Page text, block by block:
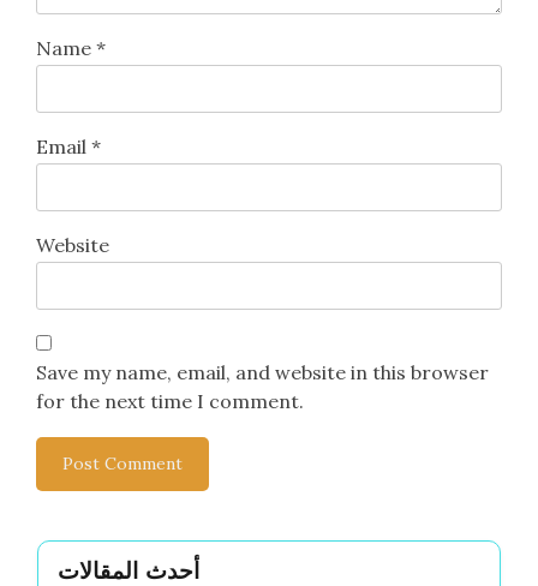
Name *
Email *
Website
Save my name, email, and website in this browser
for the next time I comment.
أحدث المقالات